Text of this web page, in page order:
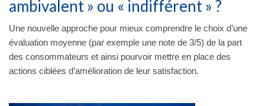
ambivalent » ou « indifférent » ?
Une nouvelle approche pour mieux comprendre le choix d’une
évaluation moyenne (par exemple une note de 3/5) de la part
des consommateurs et ainsi pourvoir mettre en place des
actions ciblées d’amélioration de leur satisfaction.